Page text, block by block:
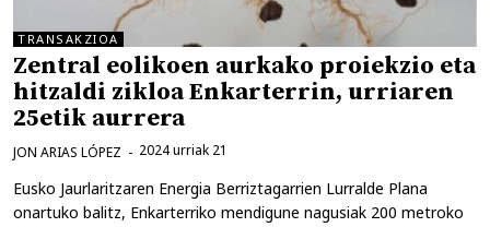
TRANSAKZIOA
Zentral eolikoen aurkako proiekzio eta
hitzaldi zikloa Enkarterrin, urriaren
25etik aurrera
2024 urriak 21
JON ARIAS LÓPEZ
Eusko Jaurlaritzaren Energia Berriztagarrien Lurralde Plana
onartuko balitz, Enkarterriko mendigune nagusiak 200 metroko